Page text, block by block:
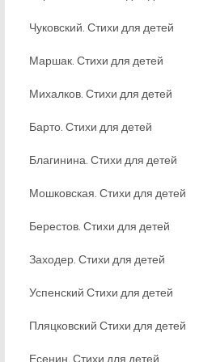
Чуковский. Стихи для детей
Маршак. Стихи для детей
Михалков. Стихи для детей
Барто. Стихи для детей
Благинина. Стихи для детей
Мошковская. Стихи для детей
Берестов. Стихи для детей
Заходер. Стихи для детей
Успенский Стихи для детей
Пляцковский Стихи для детей
Есенин. Стихи для детей